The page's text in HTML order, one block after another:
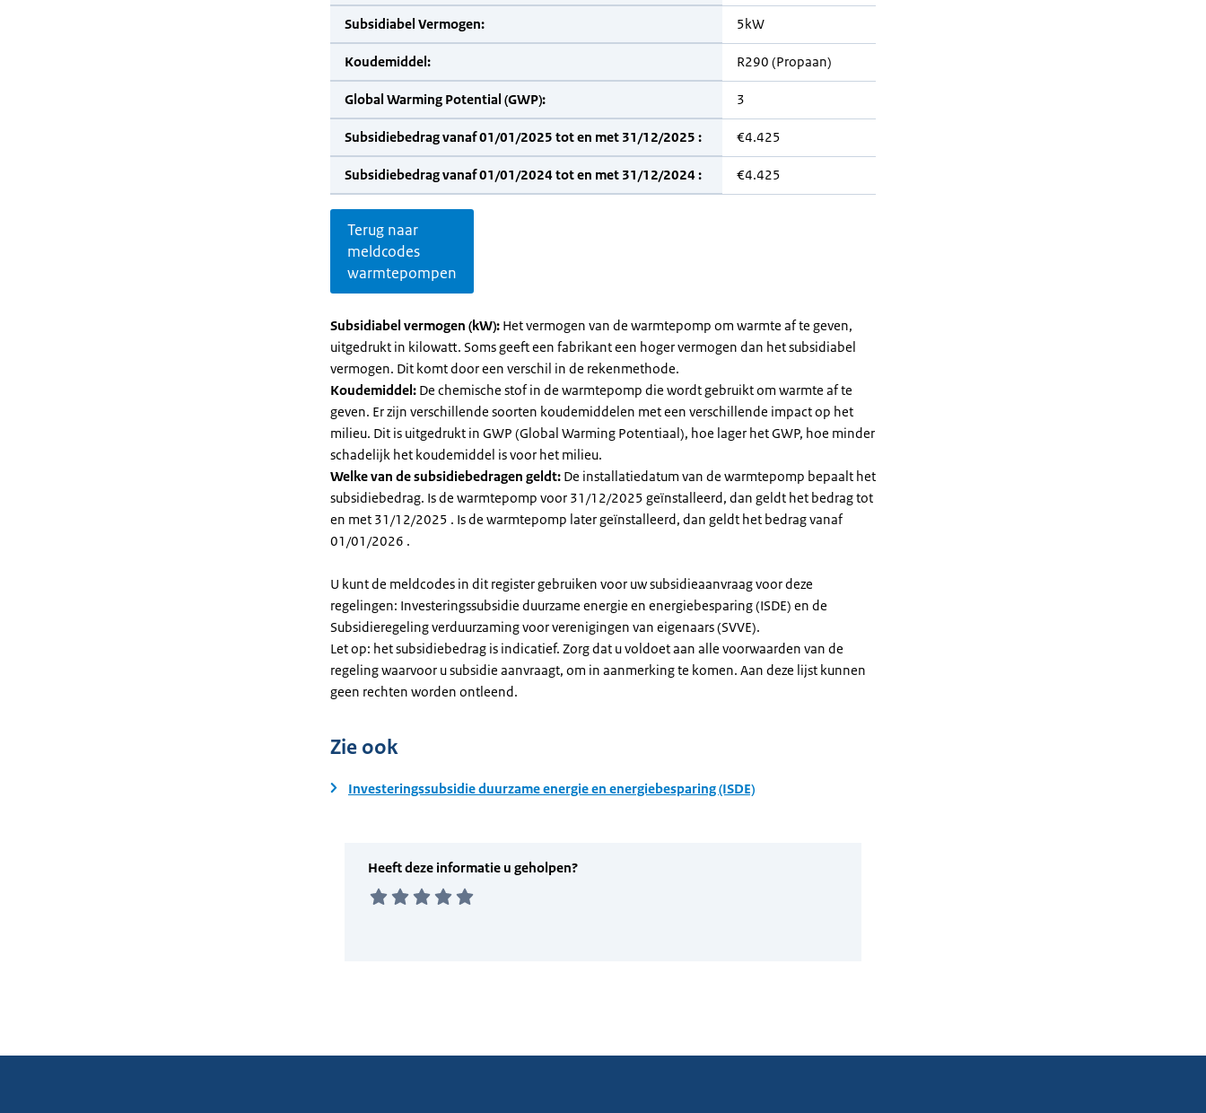
Subsidiabel Vermogen: 5kW
Koudemiddel: R290 (Propaan)
Global Warming Potential (GWP): 3
Subsidiebedrag vanaf 01/01/2025 tot en met 31/12/2025 : €4.425
Subsidiebedrag vanaf 01/01/2024 tot en met 31/12/2024 : €4.425
Terug naar
meldcodes
warmtepompen
Subsidiabel vermogen (kW): Het vermogen van de warmtepomp om warmte af te geven,
uitgedrukt in kilowatt. Soms geeft een fabrikant een hoger vermogen dan het subsidiabel
vermogen. Dit komt door een verschil in de rekenmethode.
Koudemiddel: De chemische stof in de warmtepomp die wordt gebruikt om warmte af te
geven. Er zijn verschillende soorten koudemiddelen met een verschillende impact op het
milieu. Dit is uitgedrukt in GWP (Global Warming Potentiaal), hoe lager het GWP, hoe minder
schadelijk het koudemiddel is voor het milieu.
Welke van de subsidiebedragen geldt: De installatiedatum van de warmtepomp bepaalt het
subsidiebedrag. Is de warmtepomp voor 31/12/2025 geïnstalleerd, dan geldt het bedrag tot
en met 31/12/2025 . Is de warmtepomp later geïnstalleerd, dan geldt het bedrag vanaf
01/01/2026 .
U kunt de meldcodes in dit register gebruiken voor uw subsidieaanvraag voor deze
regelingen: Investeringssubsidie duurzame energie en energiebesparing (ISDE) en de
Subsidieregeling verduurzaming voor verenigingen van eigenaars (SVVE).
Let op: het subsidiebedrag is indicatief. Zorg dat u voldoet aan alle voorwaarden van de
regeling waarvoor u subsidie aanvraagt, om in aanmerking te komen. Aan deze lijst kunnen
geen rechten worden ontleend.
Zie ook
Investeringssubsidie duurzame energie en energiebesparing (ISDE)